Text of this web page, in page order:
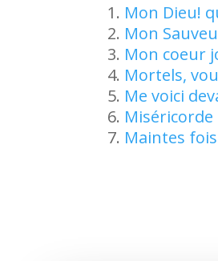
Mon Dieu!
Mon
Mon coeur
Mortels,
Me voici
Miséricorde
Maintes